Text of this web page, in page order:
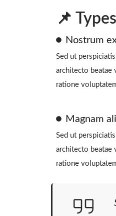
📌
Nostrum
Sed ut
architecto beatae
ratione
Magnam
Sed ut
architecto beatae
ratione